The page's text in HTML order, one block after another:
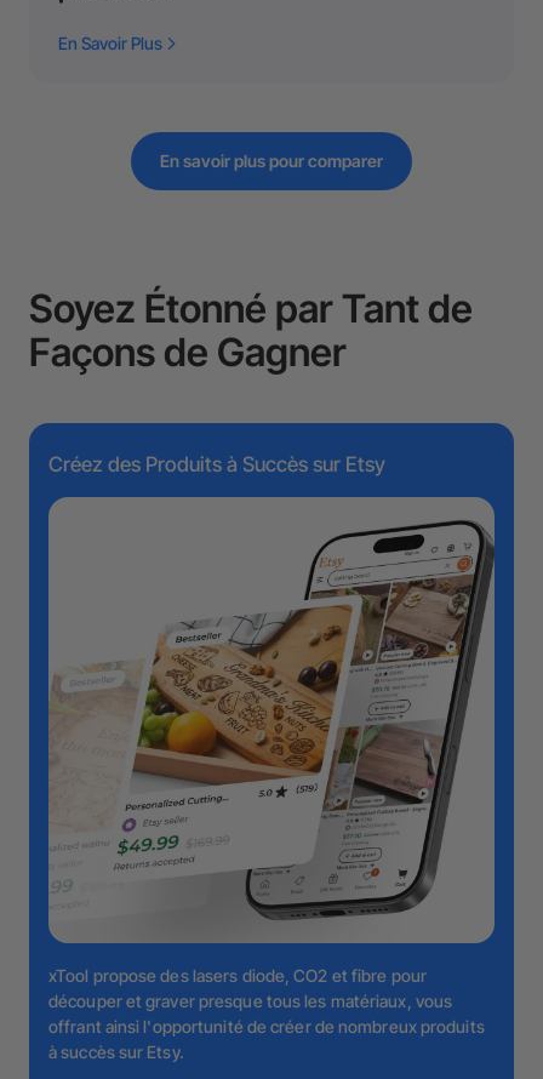
En Savoir Plus
En savoir plus pour comparer
Soyez Étonné par Tant de
Façons de Gagner
Créez des Produits à Succès sur Etsy
xTool propose des lasers diode, CO2 et fibre pour
découper et graver presque tous les matériaux, vous
offrant ainsi l'opportunité de créer de nombreux produits
à succès sur Etsy.